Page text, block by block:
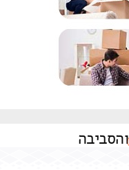
והסביבה